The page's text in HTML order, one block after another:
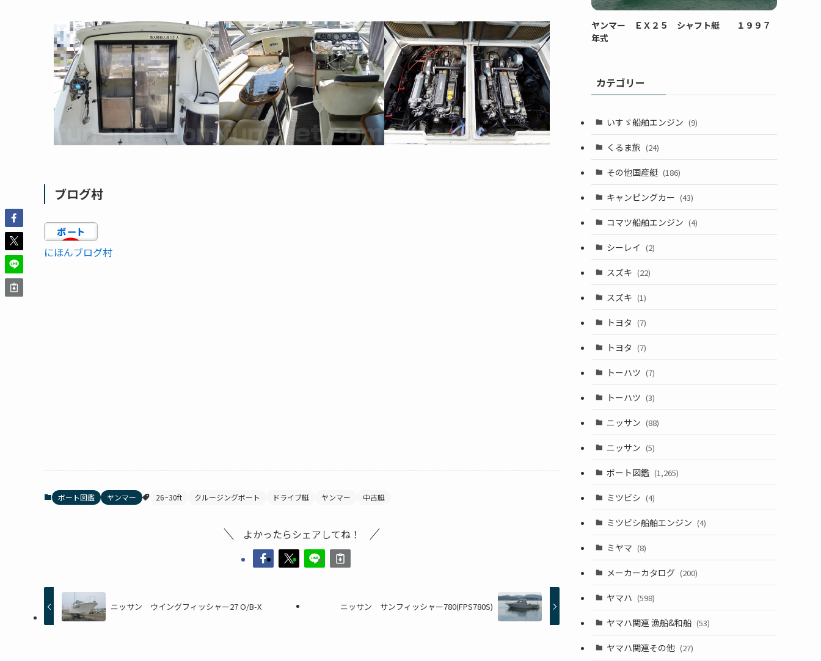
ブログ村
にほんブログ村
ボート図鑑 ヤンマー 26~30ft クルージングボート ドライブ艇 ヤンマー 中古艇
よかったらシェアしてね！
ニッサン ウイングフィッシャー27 O/B-X ニッサン サンフィッシャー780(FPS780S)
ヤンマー ＥＸ２５ シャフト艇 １９９７
年式
カテゴリー
いすゞ船舶エンジン (9)
くるま旅 (24)
その他国産艇 (186)
キャンピングカー (43)
コマツ船舶エンジン (4)
シーレイ (2)
スズキ (22)
スズキ (1)
トヨタ (7)
トヨタ (7)
トーハツ (7)
トーハツ (3)
ニッサン (88)
ニッサン (5)
ボート図鑑 (1,265)
ミツビシ (4)
ミツビシ船舶エンジン (4)
ミヤマ (8)
メーカーカタログ (200)
ヤマハ (598)
ヤマハ関連 漁船&和船 (53)
ヤマハ関連その他 (27)